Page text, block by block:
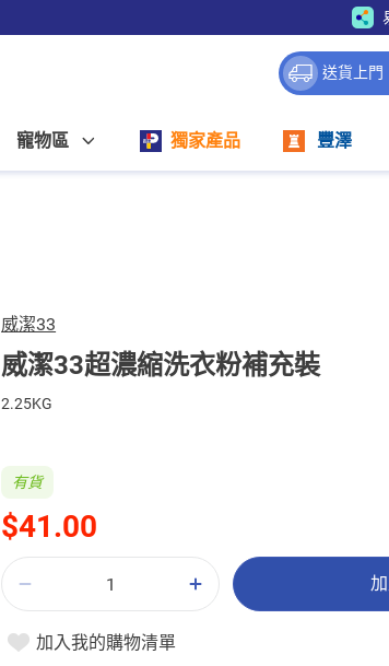
送貨上門
寵物區 獨家產品 豐澤
威潔33
威潔33超濃縮洗衣粉補充裝
2.25KG
$41.00
有貨
加入我的購物清單